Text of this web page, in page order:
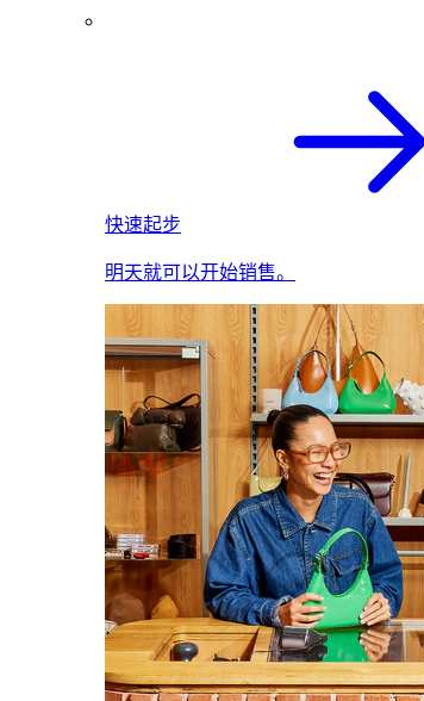
快速起步
明天就可以开始销售。